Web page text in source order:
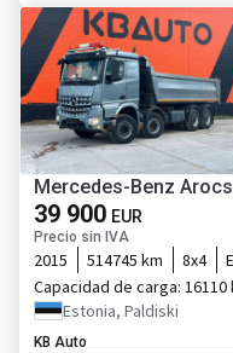
Mercedes-Benz
39 900 EUR
Precio sin IVA
2015 514745 km 8x4
Capacidad de carga: 16110
Estonia, Paldiski
KB Auto